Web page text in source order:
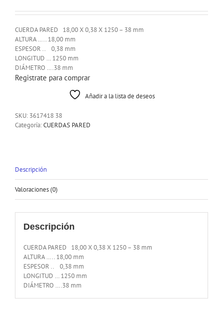
CUERDA PARED 18,00 X 0,38 X 1250 – 38 mm
ALTURA ….. 18,00 mm
ESPESOR .. 0,38 mm
LONGITUD … 1250 mm
DIÁMETRO ….38 mm
Registrate para comprar
Añadir a la lista de deseos
SKU: 3617418 38
Categoría:CUERDAS PARED
Descripción
Valoraciones (0)
Descripción
CUERDA PARED 18,00 X 0,38 X 1250 – 38 mm
ALTURA ….. 18,00 mm
ESPESOR .. 0,38 mm
LONGITUD … 1250 mm
DIÁMETRO ….38 mm